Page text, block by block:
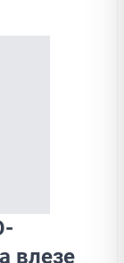
влезе